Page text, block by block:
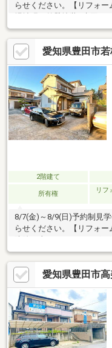
らせください。【リフォ
交換、トイレ交換、洗面
ンターホン設置、火災警
ント】・本物件は条件によ
シロアリ防除工事施工後5
み方や金融機関をご提案
ご相談ください【周辺施設
愛知県豊田市
2階建て
所有権
リフ
8/7(金)～8/9(日)予約制見
らせください。【リフォー
構・外装駐車場拡張、屋
交換●水回りシステムキッ
交換、洗面化粧台交換●内
換、床材上張り、シュー
設備給湯器交換、インタ
交換【おすすめポイント
【周辺施設】
愛知県豊田市